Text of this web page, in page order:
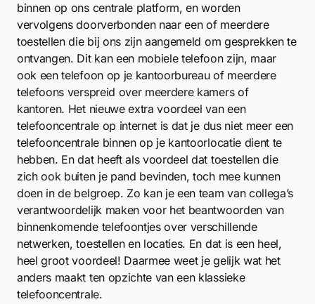
binnen op ons centrale platform, en worden
vervolgens doorverbonden naar een of meerdere
toestellen die bij ons zijn aangemeld om gesprekken te
ontvangen. Dit kan een mobiele telefoon zijn, maar
ook een telefoon op je kantoorbureau of meerdere
telefoons verspreid over meerdere kamers of
kantoren. Het nieuwe extra voordeel van een
telefooncentrale op internet is dat je dus niet meer een
telefooncentrale binnen op je kantoorlocatie dient te
hebben. En dat heeft als voordeel dat toestellen die
zich ook buiten je pand bevinden, toch mee kunnen
doen in de belgroep. Zo kan je een team van collega’s
verantwoordelijk maken voor het beantwoorden van
binnenkomende telefoontjes over verschillende
netwerken, toestellen en locaties. En dat is een heel,
heel groot voordeel! Daarmee weet je gelijk wat het
anders maakt ten opzichte van een klassieke
telefooncentrale.